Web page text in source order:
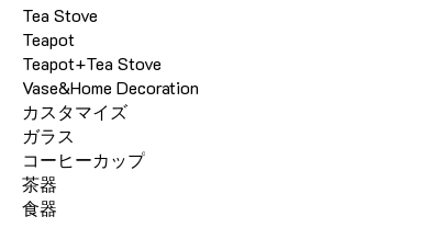
Tea Stove
Teapot
Teapot+Tea Stove
Vase&Home Decoration
カスタマイズ
ガラス
コーヒーカップ
茶器
食器